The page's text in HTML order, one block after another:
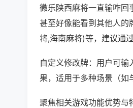
微乐陕西麻将一直输咋回
甚至好像能看到其他人的
将,海南麻将)等，建议通
自定义修改牌：用户可输
果，适用于多种场景（如
聚焦相关游戏功能优势与